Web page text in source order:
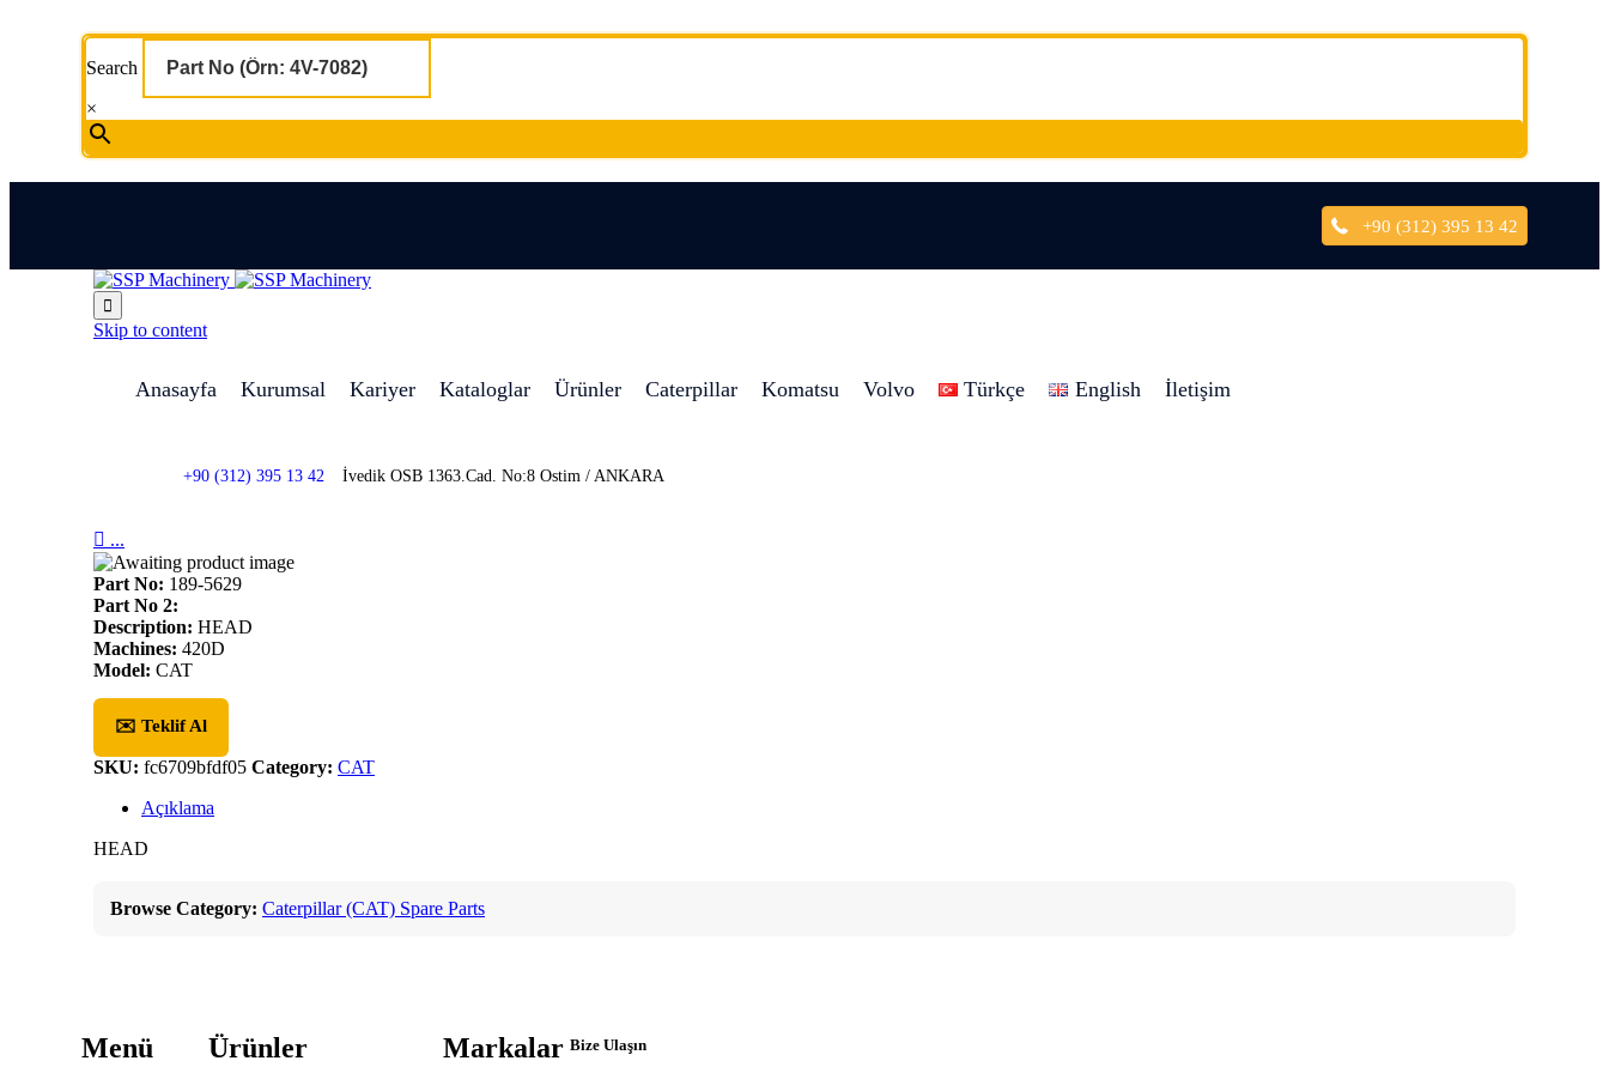
Search
×
+90 (312) 395 13 42

Skip to content
Anasayfa Kurumsal Kariyer Kataloglar Ürünler Caterpillar Komatsu Volvo Türkçe English İletişim
+90 (312) 395 13 42 İvedik OSB 1363.Cad. No:8 Ostim / ANKARA
 ...
Part No: 189-5629
Part No 2:
Description: HEAD
Machines: 420D
Model: CAT
✉️ Teklif Al
SKU: fc6709bfdf05 Category: CAT
Açıklama
HEAD
Browse Category: Caterpillar (CAT) Spare Parts
Menü Ürünler Markalar Bize Ulaşın